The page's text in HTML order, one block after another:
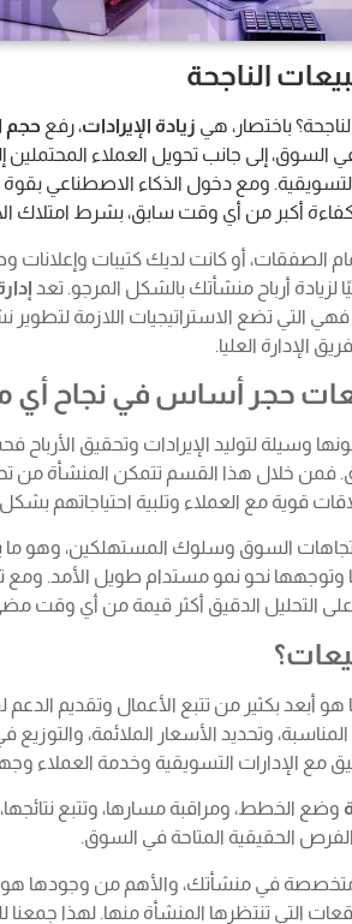
الناجحة
باختصار، هي زيادة الإيرادات، رفع حجم
في السوق، إلى جانب تحويل العملاء
أكبر من أي وقت سابق، بشرط امتلاك
الصفقات، أو كانت لديك كتيبات
لزيادة أرباح منشأتك بالشكل المرجو. تعد
التي تضع الاستراتيجيات اللازمة لتطوير
الإدارة العليا.
حجر أساس في نجاح أي
وسيلة لتوليد الإيرادات وتحقيق
فمن خلال هذا القسم تتمكن المنشأة من
قوية مع العملاء وتلبية احتياجاتهم
السوق وسلوك المستهلكين، وهو ما
وتوجهها نحو نمو مستدام طويل الأمد. ومع
هو أبعد بكثير من تتبع الأعمال وتقديم الدعم
وتحديد الأسعار الملائمة،
مع الإدارات التسويقية وخدمة العملاء
وضع الخطط، ومراقبة مسارها، وتتبع
الحقيقية المتاحة في السوق.
متخصصة في منشأتك، والأهم من وجودها هو